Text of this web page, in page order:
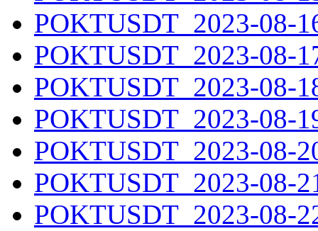
POKTUSDT_2023-08-
POKTUSDT_2023-08-
POKTUSDT_2023-08-
POKTUSDT_2023-08-
POKTUSDT_2023-08-
POKTUSDT_2023-08-
POKTUSDT_2023-08-